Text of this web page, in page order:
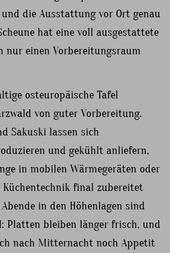
die Ausstattung vor Ort genau
hat eine voll ausgestattete
nur einen Vorbereitungsraum
osteuropäische Tafel
von guter Vorbereitung.
Sakuski lassen sich
und gekühlt anliefern,
in mobilen Wärmegeräten oder
Küchentechnik final zubereitet
in den Höhenlagen sind
Platten bleiben länger frisch, und
nach Mitternacht noch Appetit